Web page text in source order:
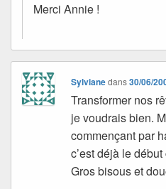
Merci Annie !
Sylvianedans30/06/
Transformer nos
je voudrais bien.
commençant par
c’est déjà le
Gros bisous et